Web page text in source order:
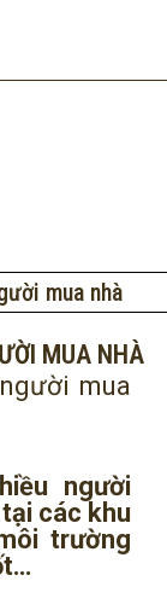
mua nhà
MUA NHÀ
mua
người
các khu
trường